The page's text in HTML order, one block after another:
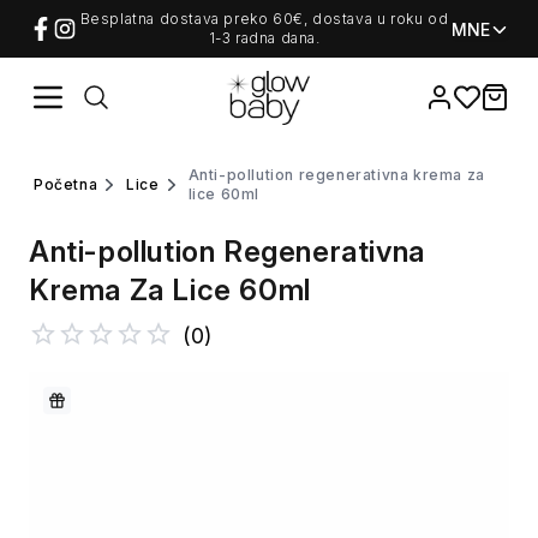
Besplatna dostava preko 60€, dostava u roku od
1-3 radna dana.
MNE
Favorites
items
početna lice
anti-pollution regenerativna krema za
lice 60ml
Anti-pollution Regenerativna
Krema Za Lice 60ml
(0)